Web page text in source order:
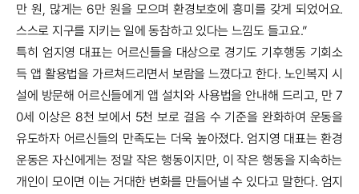
만 원, 많게는 6만 원을 모으며 환경보호에 흥미를 갖게 되었어요.
스스로 지구를 지키는 일에 동참하고 있다는 느낌도 들고요.”
특히 엄지영 대표는 어르신들을 대상으로 경기도 기후행동 기회소
득 앱 활용법을 가르쳐드리면서 보람을 느꼈다고 한다. 노인복지 시
설에 방문해 어르신들에게 앱 설치와 사용법을 안내해 드리고, 만 7
0세 이상은 8천 보에서 5천 보로 걸음 수 기준을 완화하여 운동을
유도하자 어르신들의 만족도는 더욱 높아졌다. 엄지영 대표는 환경
운동은 자신에게는 정말 작은 행동이지만, 이 작은 행동을 지속하는
개인이 모이면 이는 거대한 변화를 만들어낼 수 있다고 말한다. 엄지